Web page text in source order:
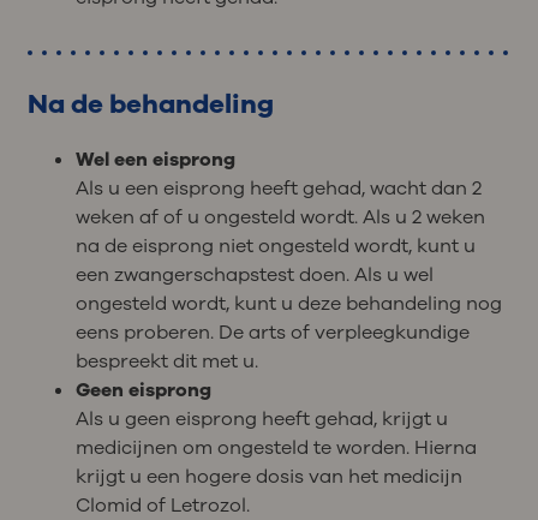
Na de behandeling
Wel een eisprong
Als u een eisprong heeft gehad, wacht dan 2
weken af of u ongesteld wordt. Als u 2 weken
na de eisprong niet ongesteld wordt, kunt u
een zwangerschapstest doen. Als u wel
ongesteld wordt, kunt u deze behandeling nog
eens proberen. De arts of verpleegkundige
bespreekt dit met u.
Geen eisprong
Als u geen eisprong heeft gehad, krijgt u
medicijnen om ongesteld te worden. Hierna
krijgt u een hogere dosis van het medicijn
Clomid of Letrozol.